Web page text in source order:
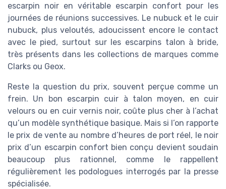
escarpin noir en véritable escarpin confort pour les
journées de réunions successives. Le nubuck et le cuir
nubuck, plus veloutés, adoucissent encore le contact
avec le pied, surtout sur les escarpins talon à bride,
très présents dans les collections de marques comme
Clarks ou Geox.
Reste la question du prix, souvent perçue comme un
frein. Un bon escarpin cuir à talon moyen, en cuir
velours ou en cuir vernis noir, coûte plus cher à l’achat
qu’un modèle synthétique basique. Mais si l’on rapporte
le prix de vente au nombre d’heures de port réel, le noir
prix d’un escarpin confort bien conçu devient soudain
beaucoup plus rationnel, comme le rappellent
régulièrement les podologues interrogés par la presse
spécialisée.